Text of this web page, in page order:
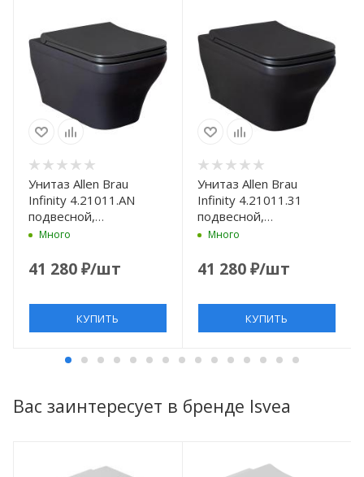
Унитаз Allen Brau
Infinity 4.21011.AN
подвесной,
безободковый, без
антрацит
Много
41 280₽/шт
КУПИТЬ
Унитаз Allen Brau
Infinity 4.21011.31
подвесной,
безободковый, без
матовый
Много
41 280₽/шт
КУПИТЬ
Вас заинтересует в бренде Isvea